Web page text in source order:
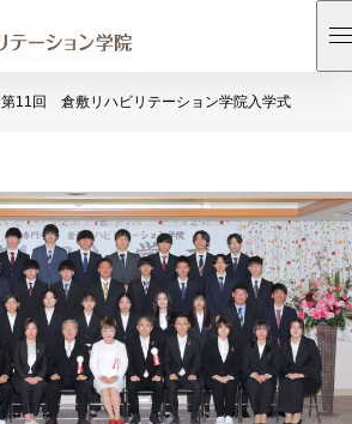
第11回 倉敷リハビリテーション学院入学式